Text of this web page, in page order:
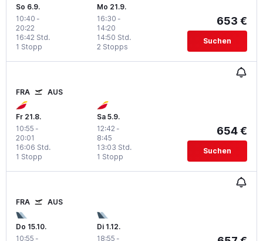
So 6.9.
10:40 -
20:22
1 Stopp
16:42 Std.
Mo 21.9.
16:30 -
14:20
2 Stopps
14:50 Std.
653 €
Suchen
FRA AUS
Fr 21.8.
10:55 -
20:01
1 Stopp
16:06 Std.
Sa 5.9.
12:42 -
8:45
1 Stopp
13:03 Std.
654 €
Suchen
FRA AUS
Do 15.10.
10:55 -
Di 1.12.
18:55 -